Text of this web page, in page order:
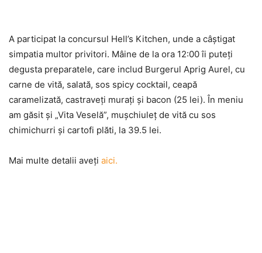
A participat la concursul Hell’s Kitchen, unde a câştigat
simpatia multor privitori. Mâine de la ora 12:00 îi puteţi
degusta preparatele, care includ Burgerul Aprig Aurel, cu
carne de vită, salată, sos spicy cocktail, ceapă
caramelizată, castraveţi muraţi şi bacon (25 lei). În meniu
am găsit şi „Vita Veselă”, muşchiuleţ de vită cu sos
chimichurri şi cartofi plăti, la 39.5 lei.
Mai multe detalii aveţi aici.